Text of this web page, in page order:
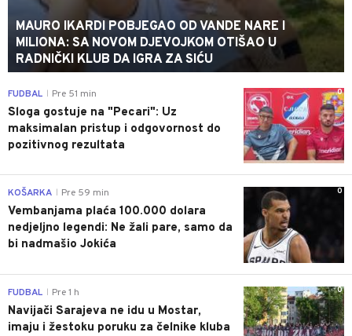
MAURO IKARDI POBJEGAO OD VANDE NARE I
MILIONA: SA NOVOM DJEVOJKOM OTIŠAO U
RADNIČKI KLUB DA IGRA ZA SIĆU
0
FUDBAL Pre 51 min
Sloga gostuje na "Pecari": Uz
maksimalan pristup i odgovornost do
pozitivnog rezultata
0
KOŠARKA Pre 59 min
Vembanjama plaća 100.000 dolara
nedjeljno legendi: Ne žali pare, samo da
bi nadmašio Jokića
0
FUDBAL Pre 1 h
Navijači Sarajeva ne idu u Mostar,
imaju i žestoku poruku za čelnike kluba